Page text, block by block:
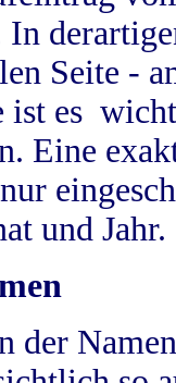
Seite -
ist es
Eine
und Jahr.
der